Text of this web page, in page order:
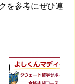
を参考にぜひ連